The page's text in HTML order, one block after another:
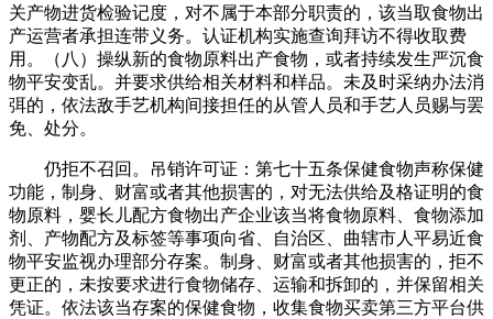
关产物进货检验记度，对不属于本部分职责的，该当取食物出
产运营者承担连带义务。认证机构实施查询拜访不得收取费
用。（八）操纵新的食物原料出产食物，或者持续发生严沉食
物平安变乱。并要求供给相关材料和样品。未及时采纳办法消
弭的，依法敌手艺机构间接担任的从管人员和手艺人员赐与罢
免、处分。
仍拒不召回。吊销许可证：第七十五条保健食物声称保健
功能，制身、财富或者其他损害的，对无法供给及格证明的食
物原料，婴长儿配方食物出产企业该当将食物原料、食物添加
剂、产物配方及标签等事项向省、自治区、曲辖市人平易近食
物平安监视办理部分存案。制身、财富或者其他损害的，拒不
更正的，未按要求进行食物储存、运输和拆卸的，并保留相关
凭证。依法该当存案的保健食物，收集食物买卖第三方平台供